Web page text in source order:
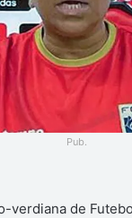
Pub.
verdiana de